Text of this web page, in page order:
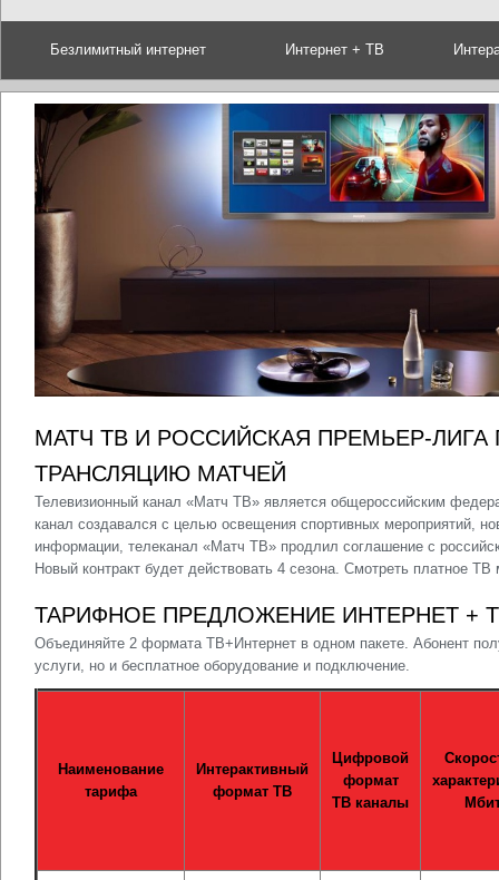
Безлимитный интернет Интернет + ТВ
МАТЧ ТВ И РОССИЙСКАЯ ПРЕМЬЕР-
ТРАНСЛЯЦИЮ МАТЧЕЙ
Телевизионный канал «Матч ТВ» является общероссийским
канал создавался с целью освещения спортивных мероприятий,
информации, телеканал «Матч ТВ» продлил соглашение с
Новый контракт будет действовать 4 сезона. Смотреть платное
ТАРИФНОЕ ПРЕДЛОЖЕНИЕ ИНТЕРНЕТ +
Объединяйте 2 формата ТВ+Интернет в одном пакете. Абонент
услуги, но и бесплатное оборудование и подключение.
Наименование
тарифа
Интерактивный
формат ТВ
Цифровой
формат
ТВ каналы